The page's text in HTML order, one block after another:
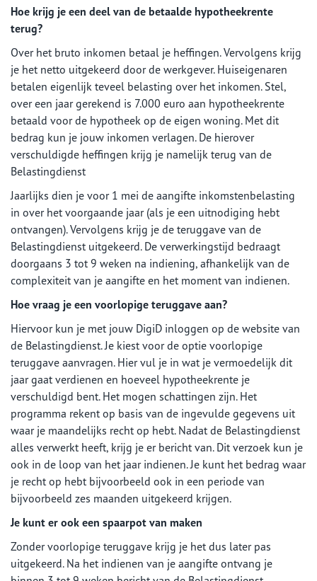
Hoe krijg je een deel van de betaalde hypotheekrente
terug?
Over het bruto inkomen betaal je heffingen. Vervolgens krijg
je het netto uitgekeerd door de werkgever. Huiseigenaren
betalen eigenlijk teveel belasting over het inkomen. Stel,
over een jaar gerekend is 7.000 euro aan hypotheekrente
betaald voor de hypotheek op de eigen woning. Met dit
bedrag kun je jouw inkomen verlagen. De hierover
verschuldigde heffingen krijg je namelijk terug van de
Belastingdienst
Jaarlijks dien je voor 1 mei de aangifte inkomstenbelasting
in over het voorgaande jaar (als je een uitnodiging hebt
ontvangen). Vervolgens krijg je de teruggave van de
Belastingdienst uitgekeerd. De verwerkingstijd bedraagt
doorgaans 3 tot 9 weken na indiening, afhankelijk van de
complexiteit van je aangifte en het moment van indienen.
Hoe vraag je een voorlopige teruggave aan?
Hiervoor kun je met jouw DigiD inloggen op de website van
de Belastingdienst. Je kiest voor de optie voorlopige
teruggave aanvragen. Hier vul je in wat je vermoedelijk dit
jaar gaat verdienen en hoeveel hypotheekrente je
verschuldigd bent. Het mogen schattingen zijn. Het
programma rekent op basis van de ingevulde gegevens uit
waar je maandelijks recht op hebt. Nadat de Belastingdienst
alles verwerkt heeft, krijg je er bericht van. Dit verzoek kun je
ook in de loop van het jaar indienen. Je kunt het bedrag waar
je recht op hebt bijvoorbeeld ook in een periode van
bijvoorbeeld zes maanden uitgekeerd krijgen.
Je kunt er ook een spaarpot van maken
Zonder voorlopige teruggave krijg je het dus later pas
uitgekeerd. Na het indienen van je aangifte ontvang je